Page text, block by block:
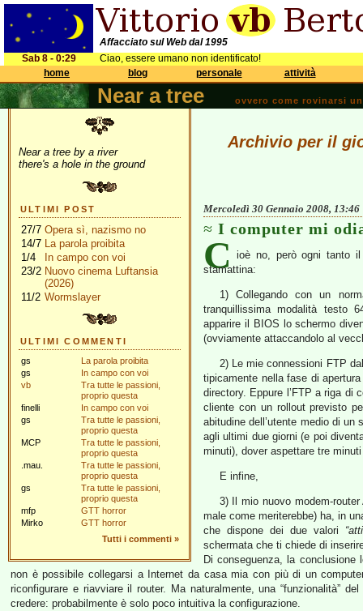
Affacciato sul Web dal 1995
Sab 8 - 0:29
Ciao, essere umano non identificato!
home
blog personale attività
Near a tree ovvero come rovinarsi
Near a tree by a river
there's a hole in the ground
ULTIMI POST
27/7 Opera sì, nazismo no
14/7 La parola proibita
1/4
In campo con voi
23/2 Nuovo cinema Luftansia
(2026)
11/2 Wormslayer
ULTIMI COMMENTI
gs
La parola proibita
gs
In campo con voi
vb
Tra tutte le passioni,
proprio questa
finelli
In campo con voi
gs
Tra tutte le passioni,
proprio questa
MCP
Tra tutte le passioni,
proprio questa
.mau.
Tra tutte le passioni,
proprio questa
gs
Tra tutte le passioni,
proprio questa
mfp
GTT horror
Mirko
GTT horror
Tutti i commenti »
Archivio per il
Mercoledì 30 Gennaio 2008, 13:46
I computer mi
C
ioè no, però ogni tanto
stamattina:
1) Collegando con un
tranquillissima modalità testo
apparire il BIOS lo schermo
(ovviamente attaccandolo al
2) Le mie connessioni FTP
tipicamente nella fase di
directory. Eppure l’FTP a riga di
cliente con un rollout previsto
abitudine dell’utente medio di
agli ultimi due giorni (e poi
minuti), dover aspettare tre
E infine,
3) Il mio nuovo modem-
male come meriterebbe) ha, in
che dispone dei due valori
schermata che ti chiede di
Di conseguenza, la
non è possibile collegarsi a Internet da casa mia con più di un
riconfigurare e riavviare il router. Ma naturalmente, una “funzionalità”
credere: probabilmente è solo poco intuitiva la configurazione.